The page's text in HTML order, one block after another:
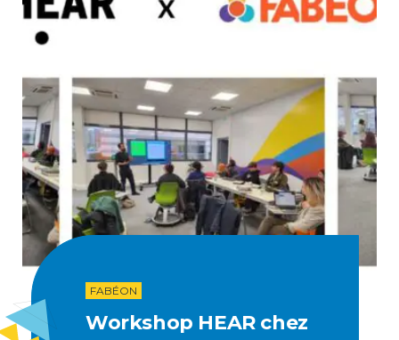
FABÉON
Workshop HEAR chez